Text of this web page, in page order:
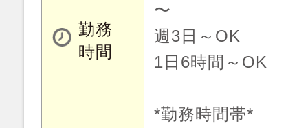
勤務
時間
〜
週3日～OK
1日6時間～OK
*勤務時間帯*